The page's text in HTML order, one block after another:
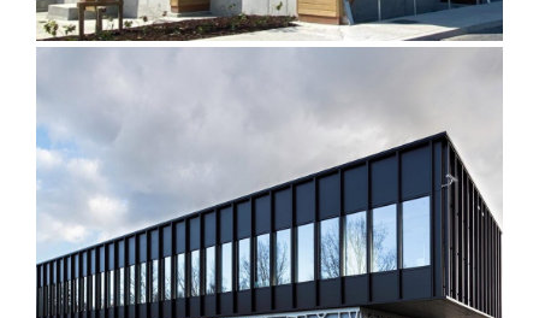
Accoya Modified Wood for
Facades